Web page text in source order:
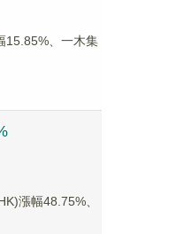
15.85%、一木集
漲幅48.75%、